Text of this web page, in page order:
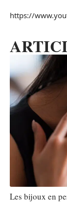
https://
Les bijoux en